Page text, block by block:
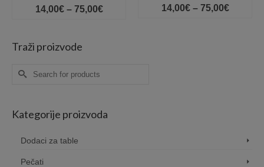
14,00€ – 75,00€Price
Ocjenjeno
5.00
od 5
14,00€ – 75,00€Price
Traži proizvode
Search
Kategorije proizvoda
Dodaci za table
Pečati